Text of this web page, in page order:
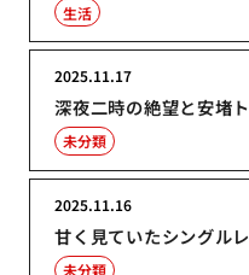
生活
深夜二時の絶望と安堵
2025.11.17
未分類
甘く見ていたシングル
2025.11.16
未分類